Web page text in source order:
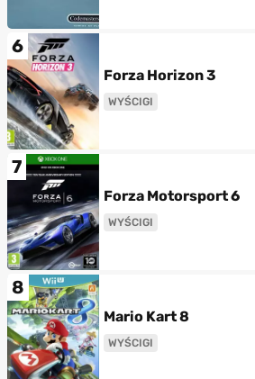
6
Forza Horizon 3
WYŚCIGI
7
Forza Motorsport 6
WYŚCIGI
8
Mario Kart 8
WYŚCIGI